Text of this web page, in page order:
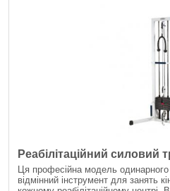
Реабілітаційний силовий
Ця професійна модель одинарного
відмінний інструмент для занять